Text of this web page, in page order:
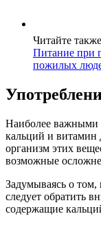
Читайте
Питание при
пожилых
Наиболее важными
кальций и витамин
организм этих
возможные
Задумываясь о том,
следует обратить
содержащие